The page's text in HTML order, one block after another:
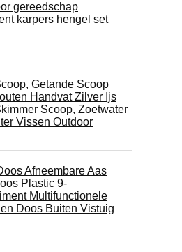
gereedschap
karpers hengel set
Getande Scoop
Handvat Zilver Ijs
Scoop, Zoetwater
Vissen Outdoor
Afneembare Aas
Plastic 9-
Multifunctionele
Doos Buiten Vistuig